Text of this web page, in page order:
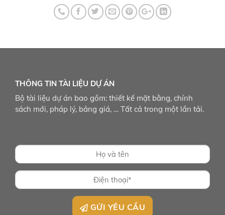
THÔNG TIN TÀI LIỆU DỰ ÁN
Bộ tài liệu dự án bao gồm: thiết kế mặt bằng, chính
sách mới, pháp lý, bảng giá, … Tất cả trong một lần tải.
GỬI YÊU CẦU